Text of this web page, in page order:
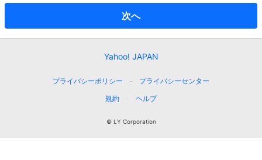
次へ
Yahoo! JAPAN
プライバシーポリシー
プライバシーセンター
規約
ヘルプ
© LY Corporation